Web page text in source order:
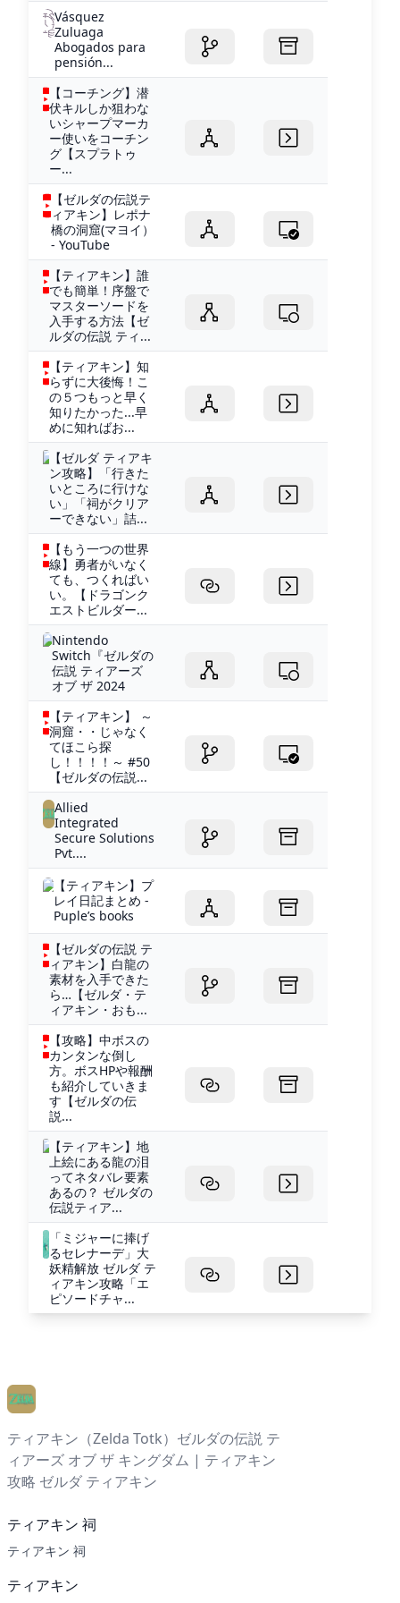
Vásquez
Zuluaga
Abogados para
pensión...
【コーチング】潜
伏キルしか狙わな
いシャープマーカ
ー使いをコーチン
グ【スプラトゥ
ー...
【ゼルダの伝説テ
ィアキン】レポナ
橋の洞窟(マヨイ）
- YouTube
【ティアキン】誰
でも簡単！序盤で
マスターソードを
入手する方法【ゼ
ルダの伝説 ティ...
【ティアキン】知
らずに大後悔！こ
の５つもっと早く
知りたかった...早
めに知ればお...
【ゼルダ ティアキ
ン攻略】「行きた
いところに行けな
い」「祠がクリア
ーできない」詰...
【もう一つの世界
線】勇者がいなく
ても、つくればい
い。【ドラゴンク
エストビルダー...
Nintendo
Switch『ゼルダの
伝説 ティアーズ
オブ ザ 2024
【ティアキン】 ～
洞窟・・じゃなく
てほこら探
し！！！！～ #50
【ゼルダの伝説...
Allied
Integrated
Secure Solutions
Pvt....
【ティアキン】プ
レイ日記まとめ -
Puple’s books
【ゼルダの伝説 テ
ィアキン】白龍の
素材を入手できた
ら…【ゼルダ・テ
ィアキン・おも...
【攻略】中ボスの
カンタンな倒し
方。ボスHPや報酬
も紹介していきま
す【ゼルダの伝
説...
【ティアキン】地
上絵にある龍の泪
ってネタバレ要素
あるの？ ゼルダの
伝説ティア...
「ミジャーに捧げ
るセレナーデ」大
妖精解放 ゼルダ テ
ィアキン攻略「エ
ピソードチャ...
ティアキン（Zelda Totk）ゼルダの伝説 テ
ィアーズ オブ ザ キングダム | ティアキン
攻略 ゼルダ ティアキン
ティアキン 祠
ティアキン 祠
ティアキン